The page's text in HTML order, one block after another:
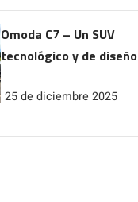
Omoda C7 – Un SUV
tecnológico y de diseño
25 de diciembre 2025